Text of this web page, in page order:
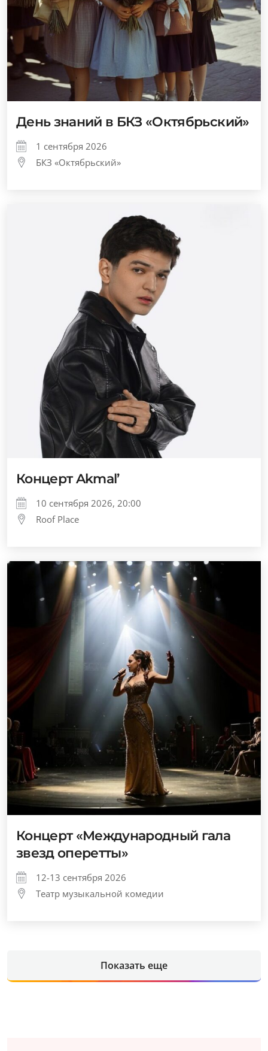
День знаний в БКЗ «Октябрьский»
1 сентября 2026
БКЗ «Октябрьский»
Концерт Akmal’
10 сентября 2026, 20:00
Roof Place
Концерт «Международный гала
звезд оперетты»
12-13 сентября 2026
Театр музыкальной комедии
Показать еще